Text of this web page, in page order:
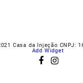
Casa da Injeção CNPJ:
Add Widget